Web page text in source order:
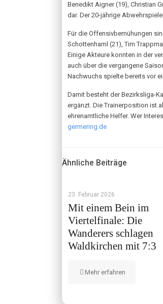
Benedikt Aigner (19), Christian
dar. Der 20-jährige
Für die Offensivbemühungen
Schottenhaml (21), Tim
Einige Akteure konnten in der
auch über die vergangene
Nachwuchs spielte bereits vor
Damit besteht der Bezirksliga-
ergänzt. Die Trainerposition ist
ehrenamtliche Helfer. Wer
germering.de
Ähnliche Beiträge
23. Februar 2026
Mit einem Bein im
Viertelfinale: Die
Wanderers schlagen
Waldkirchen mit 7:3
Mehr erfahren